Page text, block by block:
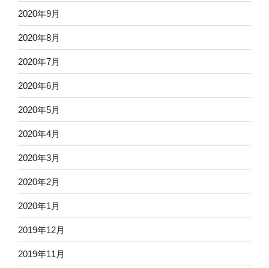
2020年9月
2020年8月
2020年7月
2020年6月
2020年5月
2020年4月
2020年3月
2020年2月
2020年1月
2019年12月
2019年11月